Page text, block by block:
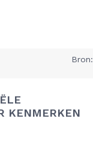
Bron:
KENMERKEN